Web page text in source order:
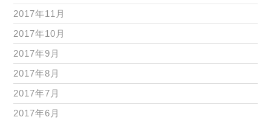
2017年11月
2017年10月
2017年9月
2017年8月
2017年7月
2017年6月